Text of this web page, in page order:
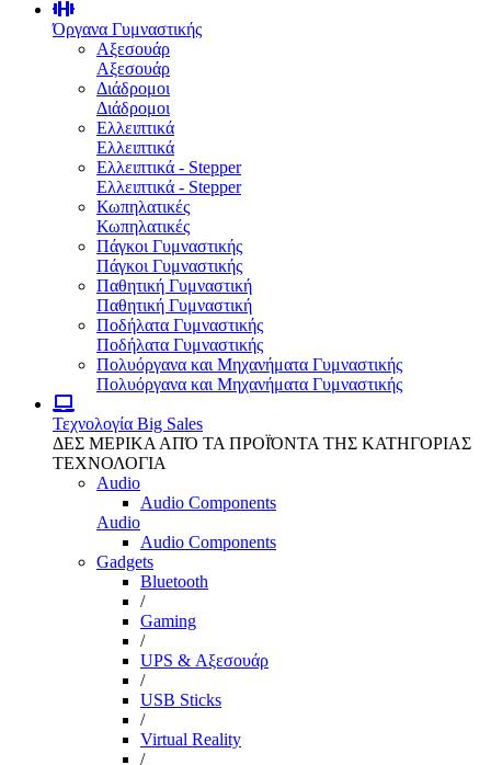
Όργανα Γυμναστικής
Αξεσουάρ
Αξεσουάρ
Διάδρομοι
Διάδρομοι
Ελλειπτικά
Ελλειπτικά
Ελλειπτικά - Stepper
Ελλειπτικά - Stepper
Κωπηλατικές
Κωπηλατικές
Πάγκοι Γυμναστικής
Πάγκοι Γυμναστικής
Παθητική Γυμναστική
Παθητική Γυμναστική
Ποδήλατα Γυμναστικής
Ποδήλατα Γυμναστικής
Πολυόργανα και Μηχανήματα Γυμναστικής
Πολυόργανα και Μηχανήματα Γυμναστικής
Τεχνολογία Big Sales
ΔΕΣ ΜΕΡΙΚΑ ΑΠΌ ΤΑ ΠΡΟΪΌΝΤΑ ΤΗΣ ΚΑΤΗΓΟΡΙΑΣ
ΤΕΧΝΟΛΟΓΙΑ
Audio
Audio Components
Audio
Audio Components
Gadgets
Bluetooth
/
Gaming
/
UPS & Αξεσουάρ
/
USB Sticks
/
Virtual Reality
/